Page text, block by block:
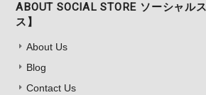
ABOUT SOCIAL STORE ソーシャル
ス】
About Us
Blog
Contact Us